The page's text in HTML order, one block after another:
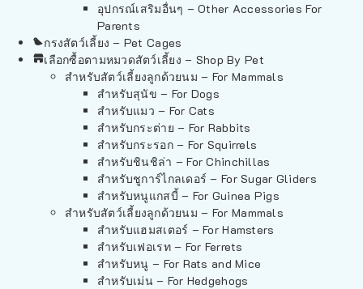
อุปกรณ์เสริมอื่นๆ – Other Accessories For
Parents
กรงสัตว์เลี้ยง – Pet Cages
เลือกซื้อตามหมวดสัตว์เลี้ยง – Shop By Pet
สำหรับสัตว์เลี้ยงลูกด้วยนม – For Mammals
สำหรับสุนัข – For Dogs
สำหรับแมว – For Cats
สำหรับกระต่าย – For Rabbits
สำหรับกระรอก – For Squirrels
สำหรับชินชิล่า – For Chinchillas
สำหรับชูการ์ไกลเดอร์ – For Sugar Gliders
สำหรับหนูแกสบี้ – For Guinea Pigs
สำหรับสัตว์เลี้ยงลูกด้วยนม – For Mammals
สำหรับแฮมสเตอร์ – For Hamsters
สำหรับเฟอเรท – For Ferrets
สำหรับหนู – For Rats and Mice
สำหรับเม่น – For Hedgehogs